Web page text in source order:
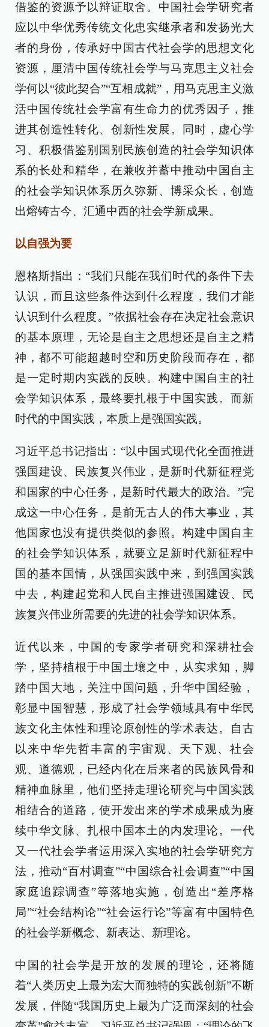
借鉴的资源予以辩证取舍。中国社会学研究者
应以中华优秀传统文化忠实继承者和发扬光大
者的身份，传承好中国古代社会学的思想文化
资源，厘清中国传统社会学与马克思主义社会
学何以“彼此契合”“互相成就”，用马克思主义激
活中国传统社会学富有生命力的优秀因子，推
进其创造性转化、创新性发展。同时，虚心学
习、积极借鉴别国别民族创造的社会学知识体
系的长处和精华，在兼收并蓄中推动中国自主
的社会学知识体系历久弥新、博采众长，创造
出熔铸古今、汇通中西的社会学新成果。
以自强为要
恩格斯指出：“我们只能在我们时代的条件下去
认识，而且这些条件达到什么程度，我们才能
认识到什么程度。”依据社会存在决定社会意识
的基本原理，无论是自主之思想还是自主之精
神，都不可能超越时空和历史阶段而存在，都
是一定时期内实践的反映。构建中国自主的社
会学知识体系，最终要扎根于中国实践。而新
时代的中国实践，本质上是强国实践。
习近平总书记指出：“以中国式现代化全面推进
强国建设、民族复兴伟业，是新时代新征程党
和国家的中心任务，是新时代最大的政治。”完
成这一中心任务，是前无古人的伟大事业，其
他国家也没有提供类似的参照。构建中国自主
的社会学知识体系，就要立足新时代新征程中
国的基本国情，从强国实践中来，到强国实践
中去，构建起党和人民自主推进强国建设、民
族复兴伟业所需要的先进的社会学知识体系。
近代以来，中国的专家学者研究和深耕社会
学，坚持植根于中国土壤之中，从实求知，脚
踏中国大地，关注中国问题，升华中国经验，
彰显中国智慧，形成了社会学领域具有中华民
族文化主体性和理论原创性的学术表达。自古
以来中华先哲丰富的宇宙观、天下观、社会
观、道德观，已经内化在后来者的民族风骨和
精神血脉里，他们坚持走理论研究与中国实践
相结合的道路，使开发出来的学术成果成为赓
续中华文脉、扎根中国本土的内发理论。一代
又一代社会学者运用深入实地的社会学研究方
法，推动“百村调查”“中国综合社会调查”“中国
家庭追踪调查”等落地实施，创造出“差序格
局”“社会结构论”“社会运行论”等富有中国特色
的社会学新概念、新表达、新理论。
中国的社会学是开放的发展的理论，还将随
着“人类历史上最为宏大而独特的实践创新”不断
发展，伴随“我国历史上最为广泛而深刻的社会